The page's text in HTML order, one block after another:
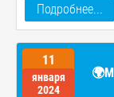
Подробнее...
11
января
2024